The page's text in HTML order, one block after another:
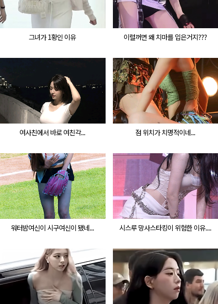
그녀가 1황인 이유 이럴꺼면 왜 치마를 입은거지???
여사친에서 바로 여친각... 점 위치가 치명적이네...
워터밤여신이 시구여신이 됐네... 시스루 망사스타킹이 위험한 이유....